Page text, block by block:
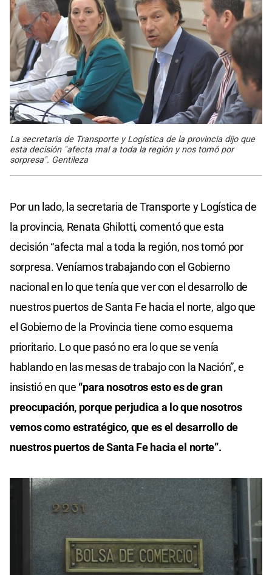
La secretaria de Transporte y Logística de la provincia dijo que
esta decisión "afecta mal a toda la región y nos tomó por
sorpresa". Gentileza
Por un lado, la secretaria de Transporte y Logística de
la provincia, Renata Ghilotti, comentó que esta
decisión “afecta mal a toda la región, nos tomó por
sorpresa. Veníamos trabajando con el Gobierno
nacional en lo que tenía que ver con el desarrollo de
nuestros puertos de Santa Fe hacia el norte, algo que
el Gobierno de la Provincia tiene como esquema
prioritario. Lo que pasó no era lo que se venía
hablando en las mesas de trabajo con la Nación”, e
insistió en que “para nosotros esto es de gran
preocupación, porque perjudica a lo que nosotros
vemos como estratégico, que es el desarrollo de
nuestros puertos de Santa Fe hacia el norte”.